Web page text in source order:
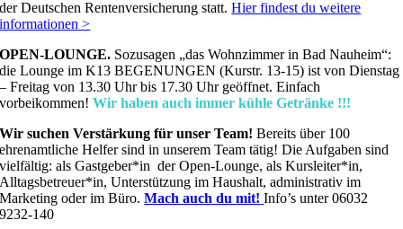
der Deutschen Rentenversicherung statt.Hier findest du weitere
informationen >
OPEN-LOUNGE. Sozusagen „das Wohnzimmer in Bad Nauheim“:
die Lounge im K13 BEGENUNGEN (Kurstr. 13-15) ist von Dienstag
– Freitag von 13.30 Uhr bis 17.30 Uhr geöffnet. Einfach
vorbeikommen!Wir haben auch immer kühle Getränke !!!
Wir suchen Verstärkung für unser Team!Bereits über 100
ehrenamtliche Helfer sind in unserem Team tätig! Die Aufgaben sind
vielfältig: als Gastgeber*in der Open-Lounge, als Kursleiter*in,
Alltagsbetreuer*in, Unterstützung im Haushalt, administrativ im
Marketing oder im Büro.Mach auch du mit! Info’s unter 06032
9232-140